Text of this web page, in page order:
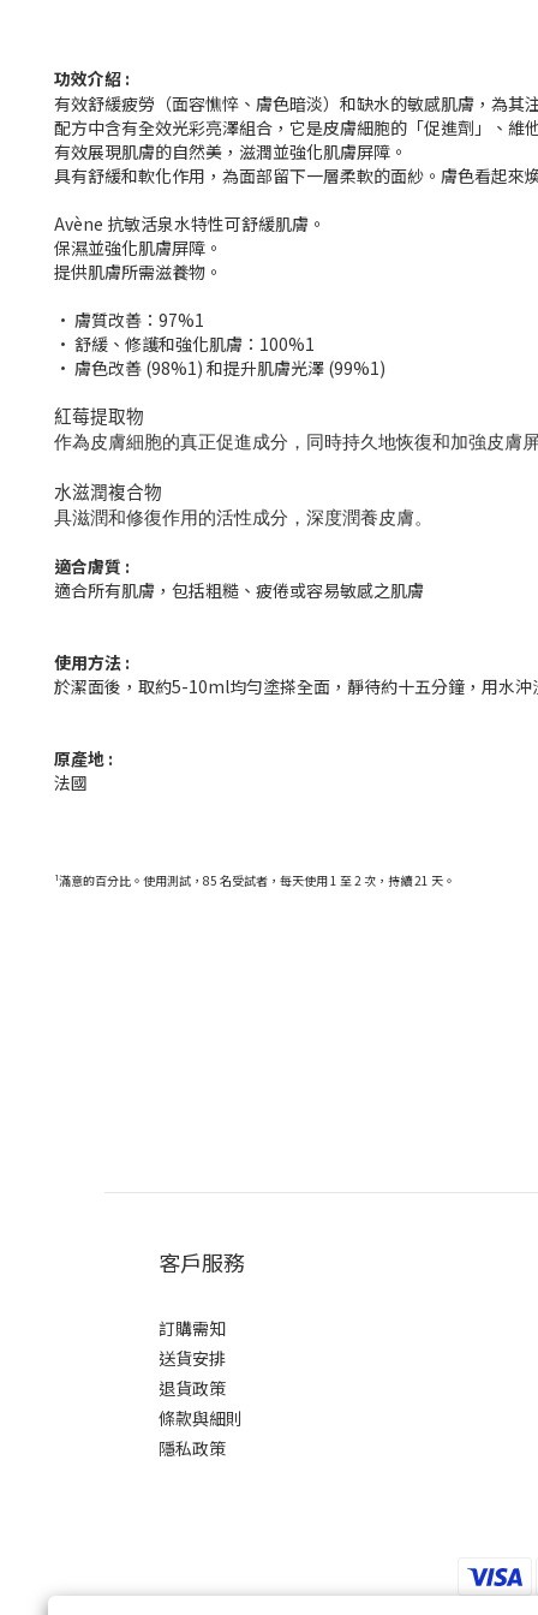
功效介紹 :
有效舒緩疲勞（面容憔悴、膚色暗淡）和缺水的敏感肌膚，為其
配方中含有全效光彩亮澤組合，它是皮膚細胞的「促進劑」、
有效展現肌膚的自然美，滋潤並強化肌膚屏障。
具有舒緩和軟化作用，為面部留下一層柔軟的面紗。膚色看起來
Avène 抗敏活泉水特性可舒緩肌膚。
保濕並強化肌膚屏障。
提供肌膚所需滋養物。
• 膚質改善：97%1
• 舒緩、修護和強化肌膚：100%1
• 膚色改善 (98%1) 和提升肌膚光澤 (99%1)
紅莓提取物
作為皮膚細胞的真正促進成分，同時持久地恢復和加強皮膚
水滋潤複合物
具滋潤和修復作用的活性成分，深度潤養皮膚。
適合膚質 :
適合所有肌膚，包括粗糙、疲倦或容易敏感之肌膚
使用方法 :
於潔面後，取約5-10ml均勻塗搽全面，靜待約十五分鐘，用水沖
原產地 :
法國
¹滿意的百分比。使用測試，85 名受試者，每天使用 1 至 2 次，持續 21 天。
客戶服務
訂購需知
送貨安排
退貨政策
條款與細則
隱私政策